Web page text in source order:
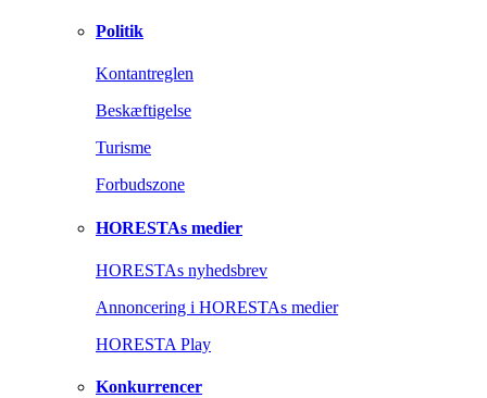
Politik
Kontantreglen
Beskæftigelse
Turisme
Forbudszone
HORESTAs medier
HORESTAs nyhedsbrev
Annoncering i HORESTAs medier
HORESTA Play
Konkurrencer